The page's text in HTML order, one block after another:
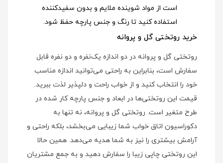
است از مواد شوینده ملایم و بدون سفیدکننده
استفاده کنید تا رنگ و جنس پارچه حفظ شود.
خرید روتختی گل و پروانه
روتختی گل و پروانه در دو اندازه یک‌نفره و دو نفره قابل
سفارش است، بنابراین به راحتی می‌توانید اندازه مناسب
خود را انتخاب کنید و از خواب راحت و دلپذیر لذت ببرید.
قیمت این روتختی‌ها در ابعاد و جنس پارچه کار شده در
طرح متغیر است. روتختی گل و پروانه، نه تنها به
دکوراسیون اتاق خواب شما زیبایی می‌بخشد، بلکه راحتی و
آرامش بیشتری را نیز به شما هدیه می‌دهد. همین حالا
این روتختی چاپی زیبا را سفارش دهید و به جمع مشتریان